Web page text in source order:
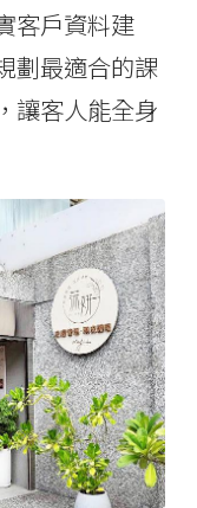
客戶資料建
劃最適合的課
讓客人能全身